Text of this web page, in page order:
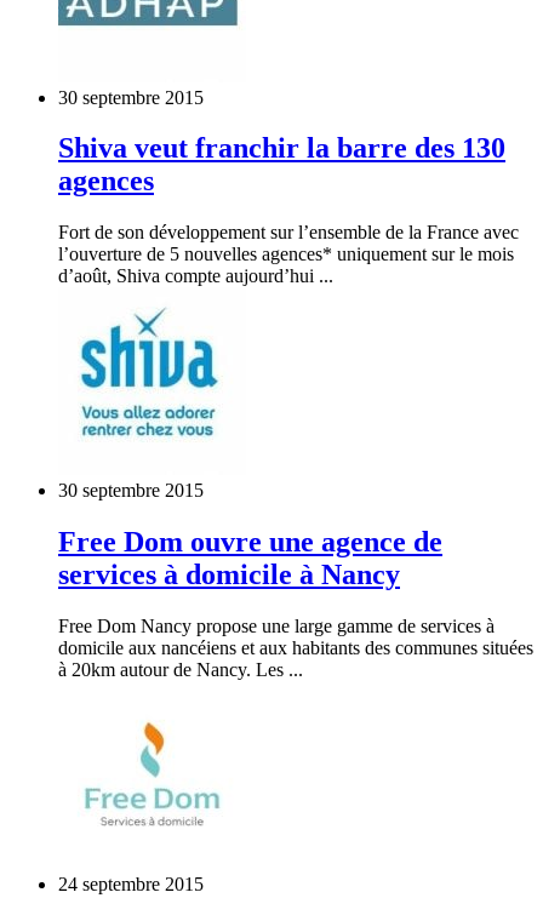
30 septembre 2015
Shiva veut franchir la barre des 130
agences
Fort de son développement sur l’ensemble de la France avec
l’ouverture de 5 nouvelles agences* uniquement sur le mois
d’août, Shiva compte aujourd’hui ...
30 septembre 2015
Free Dom ouvre une agence de
services à domicile à Nancy
Free Dom Nancy propose une large gamme de services à
domicile aux nancéiens et aux habitants des communes situées
à 20km autour de Nancy. Les ...
24 septembre 2015